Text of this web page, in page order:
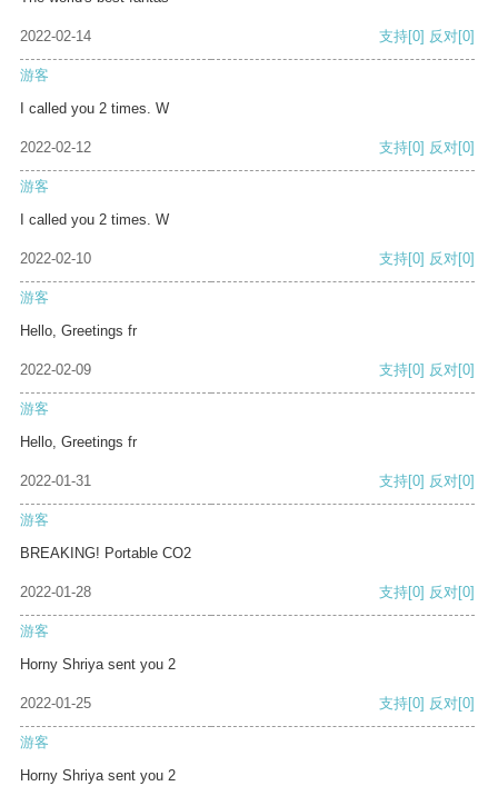
2022-02-14 支持[0] 反对[0]
游客
I called you 2 times. W
2022-02-12 支持[0] 反对[0]
游客
I called you 2 times. W
2022-02-10 支持[0] 反对[0]
游客
Hello, Greetings fr
2022-02-09 支持[0] 反对[0]
游客
Hello, Greetings fr
2022-01-31 支持[0] 反对[0]
游客
BREAKING! Portable CO2
2022-01-28 支持[0] 反对[0]
游客
Horny Shriya sent you 2
2022-01-25 支持[0] 反对[0]
游客
Horny Shriya sent you 2